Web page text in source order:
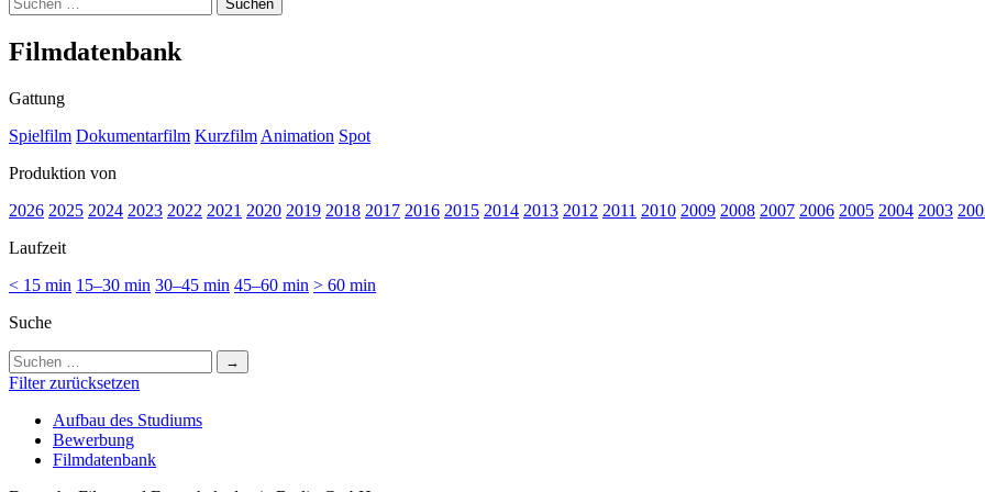
nach:
Film­da­ten­bank
Gattung
Spielfilm Dokumentarfilm Kurzfilm Animation Spot
Produktion von
2026 2025 2024 2023 2022 2021 2020 2019 2018 2017 2016 2015 2014 2013 2012 2011 2010 2009 2008 2007 2006 2005 2004 2003
Laufzeit
< 15 min 15–30 min 30–45 min 45–60 min > 60 min
Suche
Suchen
nach:
Filter zurücksetzen
Auf­bau des Stu­di­ums
Bewer­bung
Film­da­ten­bank